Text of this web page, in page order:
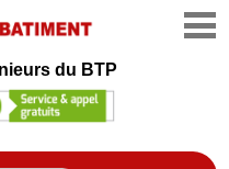
du BTP